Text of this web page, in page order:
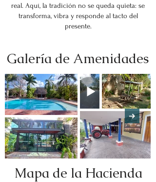
real. Aquí, la tradición no se queda quieta: se
transforma, vibra y responde al tacto del
presente.
Galería de Amenidades
Mapa de la Hacienda